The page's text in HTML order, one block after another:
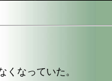
なっていた。